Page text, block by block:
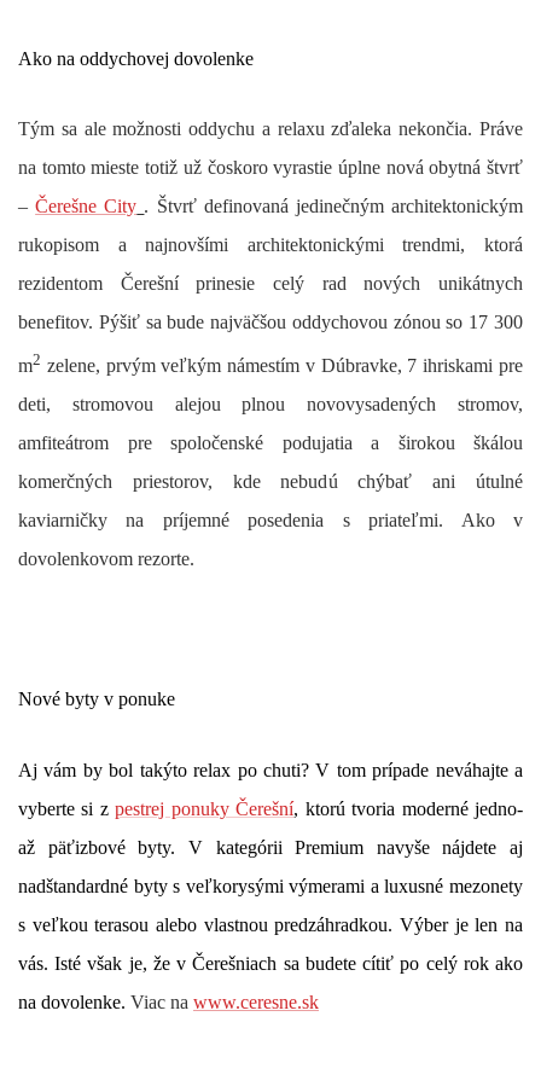
Ako na oddychovej dovolenke
Tým sa ale možnosti oddychu a relaxu zďaleka nekončia. Práve
na tomto mieste totiž už čoskoro vyrastie úplne nová obytná štvrť
–Čerešne City . Štvrť definovaná jedinečným architektonickým
rukopisom a najnovšími architektonickými trendmi, ktorá
rezidentom Čerešní prinesie celý rad nových unikátnych
benefitov. Pýšiť sa bude najväčšou oddychovou zónou so 17 300
m2 zelene, prvým veľkým námestím v Dúbravke, 7 ihriskami pre
deti, stromovou alejou plnou novovysadených stromov,
amfiteátrom pre spoločenské podujatia a širokou škálou
komerčných priestorov, kde nebudú chýbať ani útulné
kaviarničky na príjemné posedenia s priateľmi. Ako v
dovolenkovom rezorte.
Nové byty v ponuke
Aj vám by bol takýto relax po chuti? V tom prípade neváhajte a
vyberte si zpestrej ponuky Čerešní, ktorú tvoria moderné jedno-
až päťizbové byty. V kategórii Premium navyše nájdete aj
nadštandardné byty s veľkorysými výmerami a luxusné mezonety
s veľkou terasou alebo vlastnou predzáhradkou. Výber je len na
vás. Isté však je, že v Čerešniach sa budete cítiť po celý rok ako
na dovolenke. Viac na www.ceresne.sk